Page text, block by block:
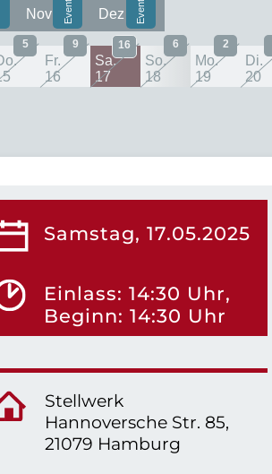
Nov Dez
5
Fr.
16
9
Sa.
17
16
So.
18
6
Mo.
19
2
Di.
20
Samstag, 17.05.2025
Einlass: 14:30 Uhr,
Beginn: 14:30 Uhr
Stellwerk
Hannoversche Str. 85,
21079 Hamburg